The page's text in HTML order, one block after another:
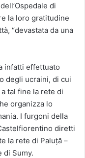
di
la loro gratitudine
“devastata da una
infatti effettuato
degli ucraini, di cui
tal fine la rete di
organizza lo
I furgoni della
diretti
la rete di Paluță –
di Sumy.